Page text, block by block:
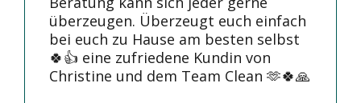
überzeugen. Überzeugt euch einfach
bei euch zu Hause am besten selbst
🍀👍 eine zufriedene Kundin von
Christine und dem Team Clean 🫶🍀🙏